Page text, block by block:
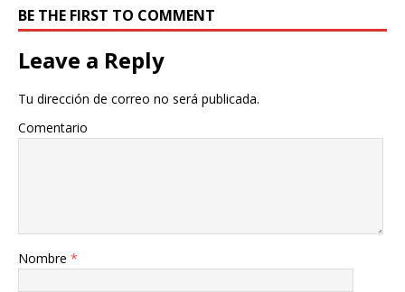
BE THE FIRST TO COMMENT
Leave a Reply
Tu dirección de correo no será publicada.
Comentario
Nombre *